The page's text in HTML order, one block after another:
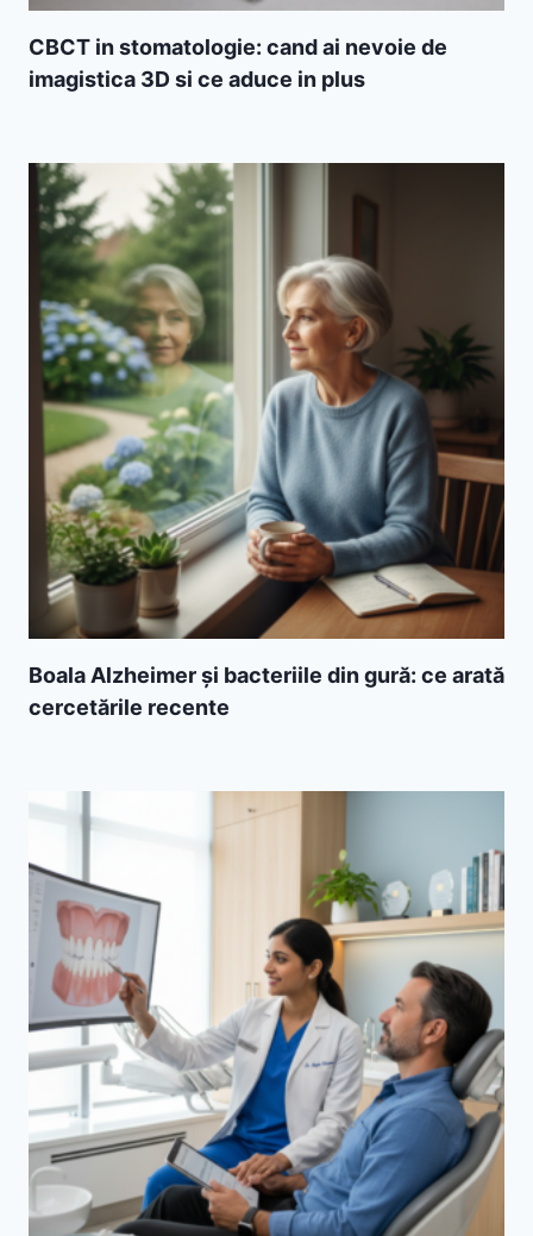
CBCT in stomatologie: cand ai nevoie de
imagistica 3D si ce aduce in plus
Boala Alzheimer și bacteriile din gură: ce arată
cercetările recente